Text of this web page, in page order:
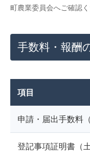
町農業委員会へご確認く
手数料・報酬
項目
申請・届出手数料
登記事項証明書（土